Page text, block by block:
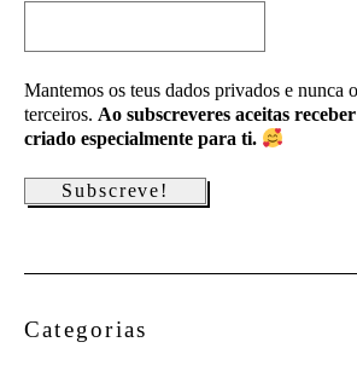
Mantemos os teus dados privados e nunca
terceiros. Ao subscreveres aceitas
criado especialmente para ti.
Categorias